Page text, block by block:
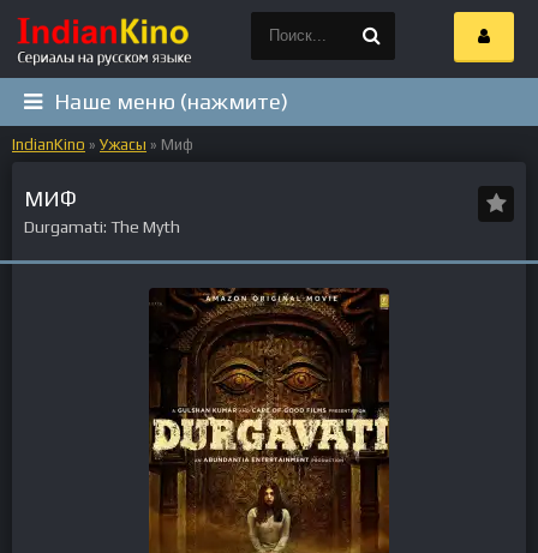
Наше меню (нажмите)
IndianKino » Ужасы » Миф
МИФ
Durgamati: The Myth